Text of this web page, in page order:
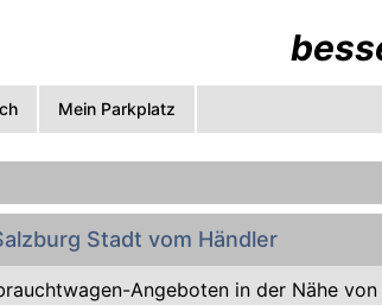
Mein Parkplatz
Stadt vom Händler
Angeboten in der Nähe